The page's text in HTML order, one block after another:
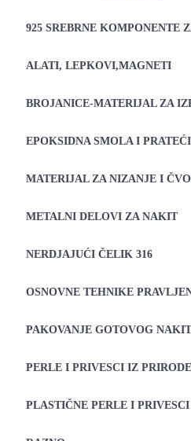
925 SREBRNE KOMPONENTE
ALATI, LEPKOVI,MAGNETI
BROJANICE-MATERIJAL ZA
EPOKSIDNA SMOLA I
MATERIJAL ZA NIZANJE I
METALNI DELOVI ZA NAKIT
NERDJAJUĆI ČELIK 316
OSNOVNE TEHNIKE
PAKOVANJE GOTOVOG
PERLE I PRIVESCI IZ PRIRODE
PLASTIČNE PERLE I PRIVESCI